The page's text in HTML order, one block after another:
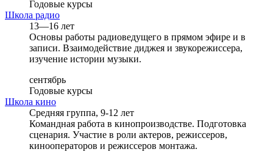
Годовые курсы
Школа радио
13—16 лет
Основы работы радиоведущего в прямом эфире и в
записи. Взаимодействие диджея и звукорежиссера,
изучение истории музыки.
сентябрь
Годовые курсы
Школа кино
Средняя группа, 9-12 лет
Командная работа в кинопроизводстве. Подготовка
сценария. Участие в роли актеров, режиссеров,
кинооператоров и режиссеров монтажа.